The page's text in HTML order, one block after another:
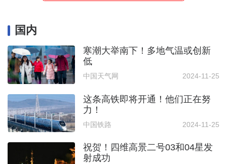
国内
寒潮大举南下！多地气温或创新
低
中国天气网 2024-11-25
这条高铁即将开通！他们正在努
力！
中国铁路 2024-11-25
祝贺！四维高景二号03和04星发
射成功